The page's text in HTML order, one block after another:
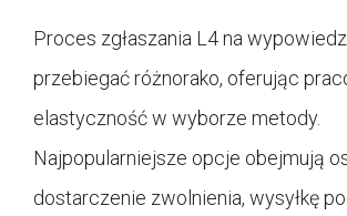
Proces zgłaszania L4 na
przebiegać różnorako, oferując
elastyczność w wyborze metody.
Najpopularniejsze opcje obejmują
dostarczenie zwolnienia, wysyłkę